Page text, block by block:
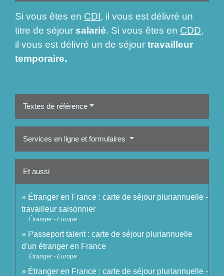
Si vous êtes en CDI, il vous est délivré un
titre de séjour salarié. Si vous êtes en CDD,
il vous est délivré un de séjour travailleur
temporaire.
Textes de référence
Services en ligne et formulaires
Et aussi
Étranger en France : carte de séjour pluriannuelle -
travailleur saisonnier
Étranger - Europe
Passeport talent : carte de séjour pluriannuelle
d'un étranger en France
Étranger - Europe
Étranger en France : carte de séjour pluriannuelle -